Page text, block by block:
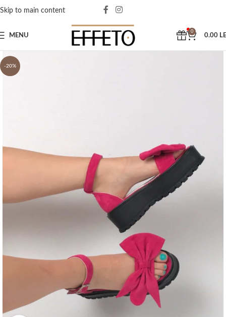
Skip to main content
MENU
0
0.00
-20%